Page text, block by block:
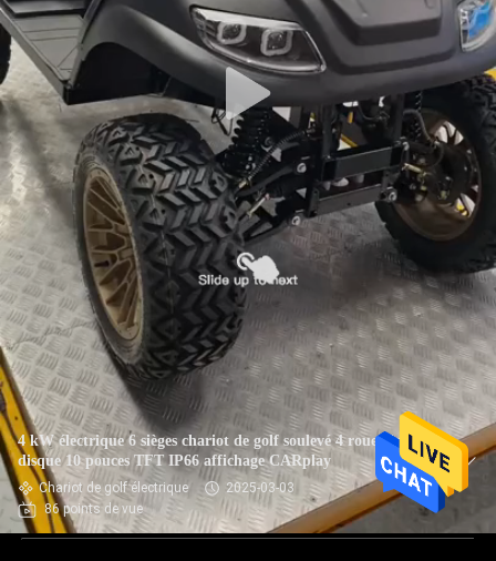
4 kW électrique 6 sièges chariot de golf soulevé 4 roues frein à
disque 10 pouces TFT IP66 affichage CARplay
Chariot de golf électrique
2025-03-03
86 points de vue